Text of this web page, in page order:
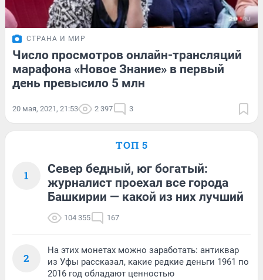
СТРАНА И МИР
Число просмотров онлайн-трансляций
марафона «Новое Знание» в первый
день превысило 5 млн
20 мая, 2021, 21:53 2 397 3
ТОП 5
1
Север бедный, юг богатый:
журналист проехал все города
Башкирии — какой из них лучший
104 355 167
2
На этих монетах можно заработать: антиквар
из Уфы рассказал, какие редкие деньги 1961 по
2016 год обладают ценностью